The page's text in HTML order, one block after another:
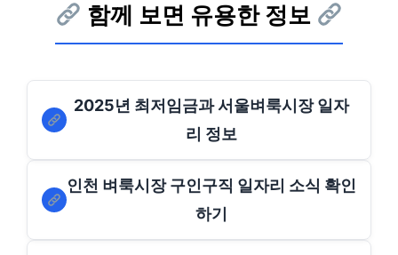
함께 보면 유용한 정보
2025년 최저임금과 서울벼룩시장 일자
리 정보
인천 벼룩시장 구인구직 일자리 소식 확인
하기